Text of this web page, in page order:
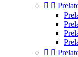
 
 